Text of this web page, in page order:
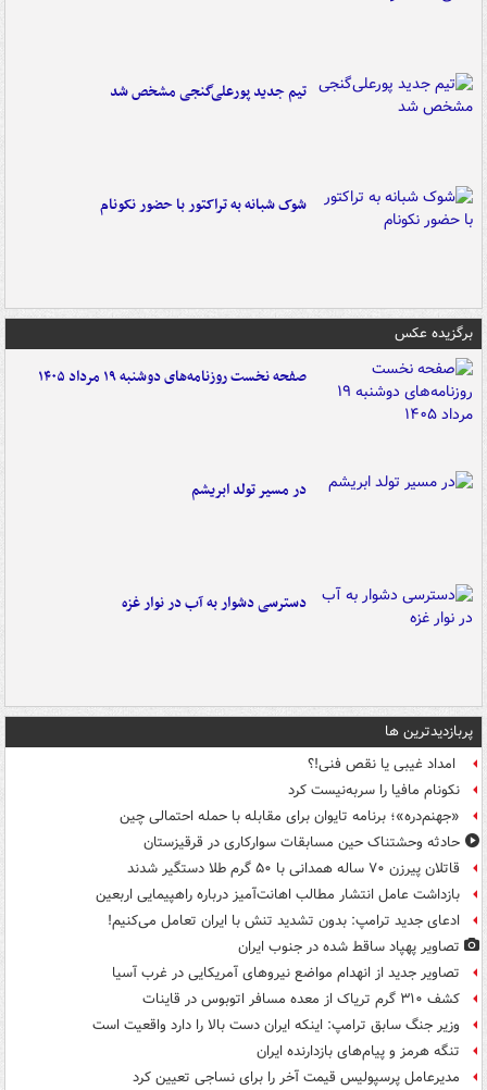
تیم جدید پورعلی‌گنجی مشخص شد
شوک شبانه به تراکتور با حضور نکونام
برگزیده عکس
صفحه نخست روزنامه‌های دوشنبه ۱۹ مرداد ۱۴۰۵
در مسیر تولد ابریشم
دسترسی دشوار به آب در نوار غزه
پربازدیدترین ها
امداد غیبی یا نقص فنی!؟
نکونام مافیا را سربه‌نیست کرد
«جهنم‌دره»؛ برنامه تایوان برای مقابله با حمله احتمالی چین
حادثه وحشتناک حین مسابقات سوارکاری در قرقیزستان
قاتلان پیرزن ۷۰ ساله همدانی با ۵۰ گرم طلا دستگیر شدند
بازداشت عامل انتشار مطالب اهانت‌آمیز درباره راهپیمایی اربعین
ادعای جدید ترامپ: بدون تشدید تنش با ایران تعامل می‌کنیم!
تصاویر پهپاد ساقط شده در جنوب ایران
تصاویر جدید از انهدام مواضع نیروهای آمریکایی در غرب آسیا
کشف ۳۱۰ گرم تریاک از معده مسافر اتوبوس در قاینات
وزیر جنگ سابق ترامپ: اینکه ایران دست بالا را دارد واقعیت است
تنگه هرمز و پیام‌های بازدارنده ایران
مدیرعامل پرسپولیس قیمت آخر را برای نساجی تعیین کرد